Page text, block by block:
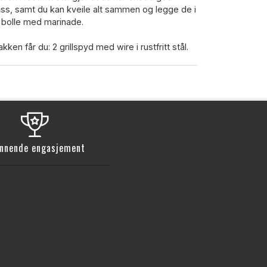
samt du kan kveile alt sammen og legge de i
med marinade.
får du: 2 grillspyd med wire i rustfritt stål.
engasjement